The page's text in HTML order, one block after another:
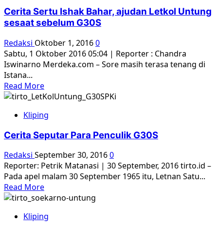
Fakta
Mengejutkan
G
30
S
yang
diungkap
Oleh
CIA
Cerita Sertu Ishak Bahar, ajudan Letkol Untung
sesaat sebelum G30S
Redaksi Oktober 1, 20160
Sabtu, 1 Oktober 2016 05:04 | Reporter : Chandra
Iswinarno Merdeka.com – Sore masih terasa tenang di
Istana...
Read MoreRead
more
Cerita
Ishak
Bahar,
ajudan
Letkol
Untung
sesaat
sebelum
G30S
Kliping
Cerita Seputar Para Penculik G30S
Redaksi September 30, 20160
Reporter: Petrik Matanasi | 30 September, 2016 tirto.id –
Pada apel malam 30 September 1965 itu, Letnan Satu...
Read MoreRead
more
Cerita
Kliping